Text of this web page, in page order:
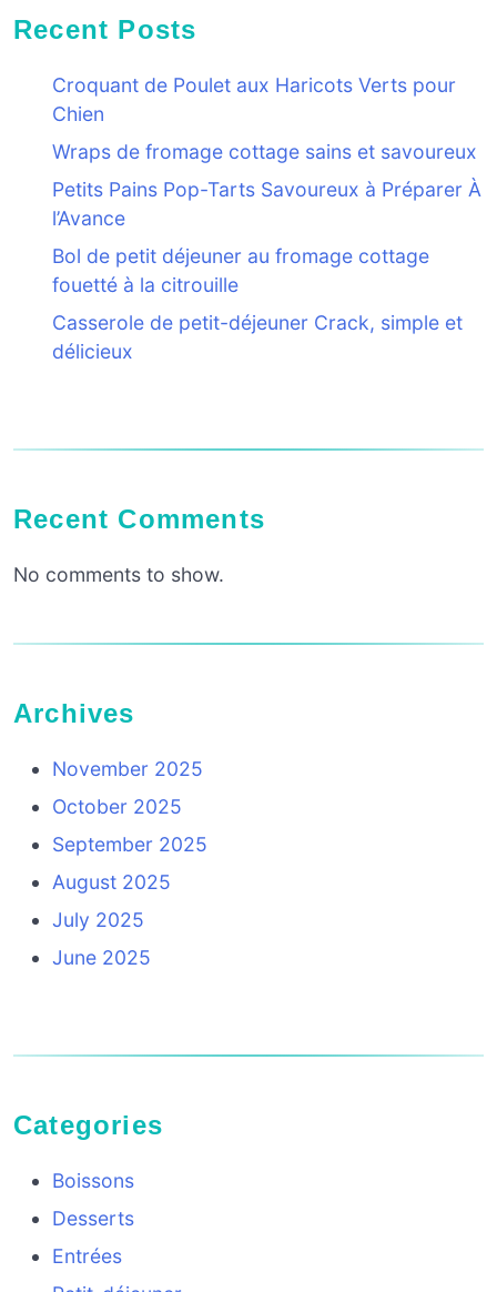
Recent Posts
Croquant de Poulet aux Haricots Verts pour
Chien
Wraps de fromage cottage sains et savoureux
Petits Pains Pop-Tarts Savoureux à Préparer À
l’Avance
Bol de petit déjeuner au fromage cottage
fouetté à la citrouille
Casserole de petit-déjeuner Crack, simple et
délicieux
Recent Comments
No comments to show.
Archives
November 2025
October 2025
September 2025
August 2025
July 2025
June 2025
Categories
Boissons
Desserts
Entrées